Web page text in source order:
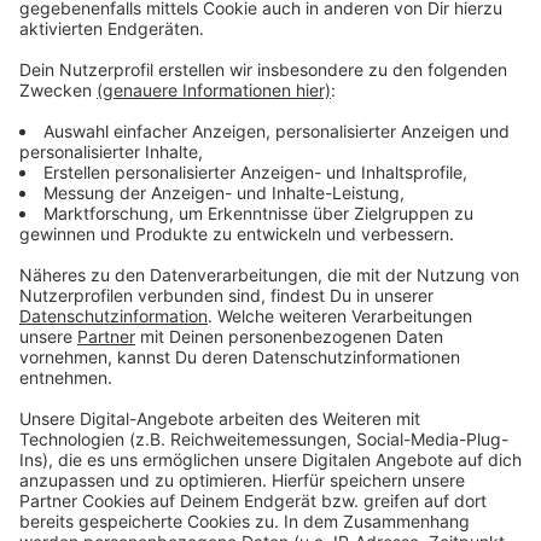
In der Tabelle ist die Fortuna auf Platz 4 geklettert,
es kann heute aber noch einige Verschiebungen geben.
Am kommenden Wochenende ist die Fortuna beim
Hamburger SV zu Gast.
Anzeige
Weitere Infos und Links zum Thema
Anzeige
So berichtet die Fortuna:
Hier geht es zur Tabelle:
Anzeige